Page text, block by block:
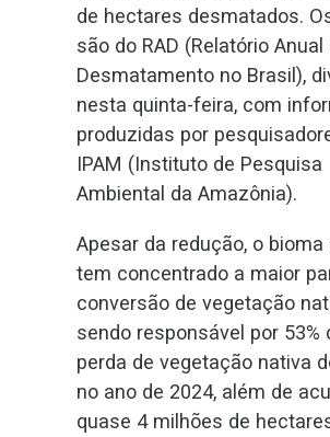
de hectares desmatados.
são do RAD (Relatório Anual
Desmatamento no Brasil),
nesta quinta-feira, com
produzidas por
IPAM (Instituto de Pesquisa
Ambiental da Amazônia).
Apesar da redução, o bioma
tem concentrado a maior
conversão de vegetação
sendo responsável por 53%
perda de vegetação nativa
no ano de 2024, além de
quase 4 milhões de